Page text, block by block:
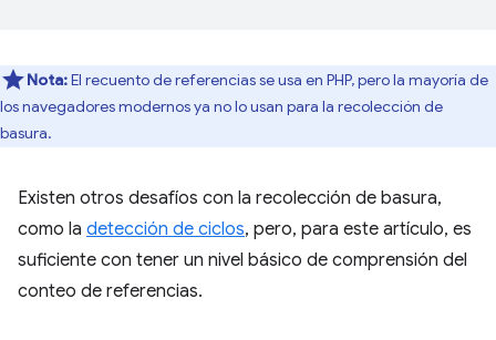
Nota:El recuento de referencias se usa en PHP, pero la mayoría de
los navegadores modernos ya no lo usan para la recolección de
basura.
Existen otros desafíos con la recolección de basura,
como la detección de ciclos, pero, para este artículo, es
suficiente con tener un nivel básico de comprensión del
conteo de referencias.